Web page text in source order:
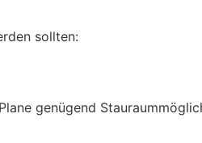
sollten:
genügend